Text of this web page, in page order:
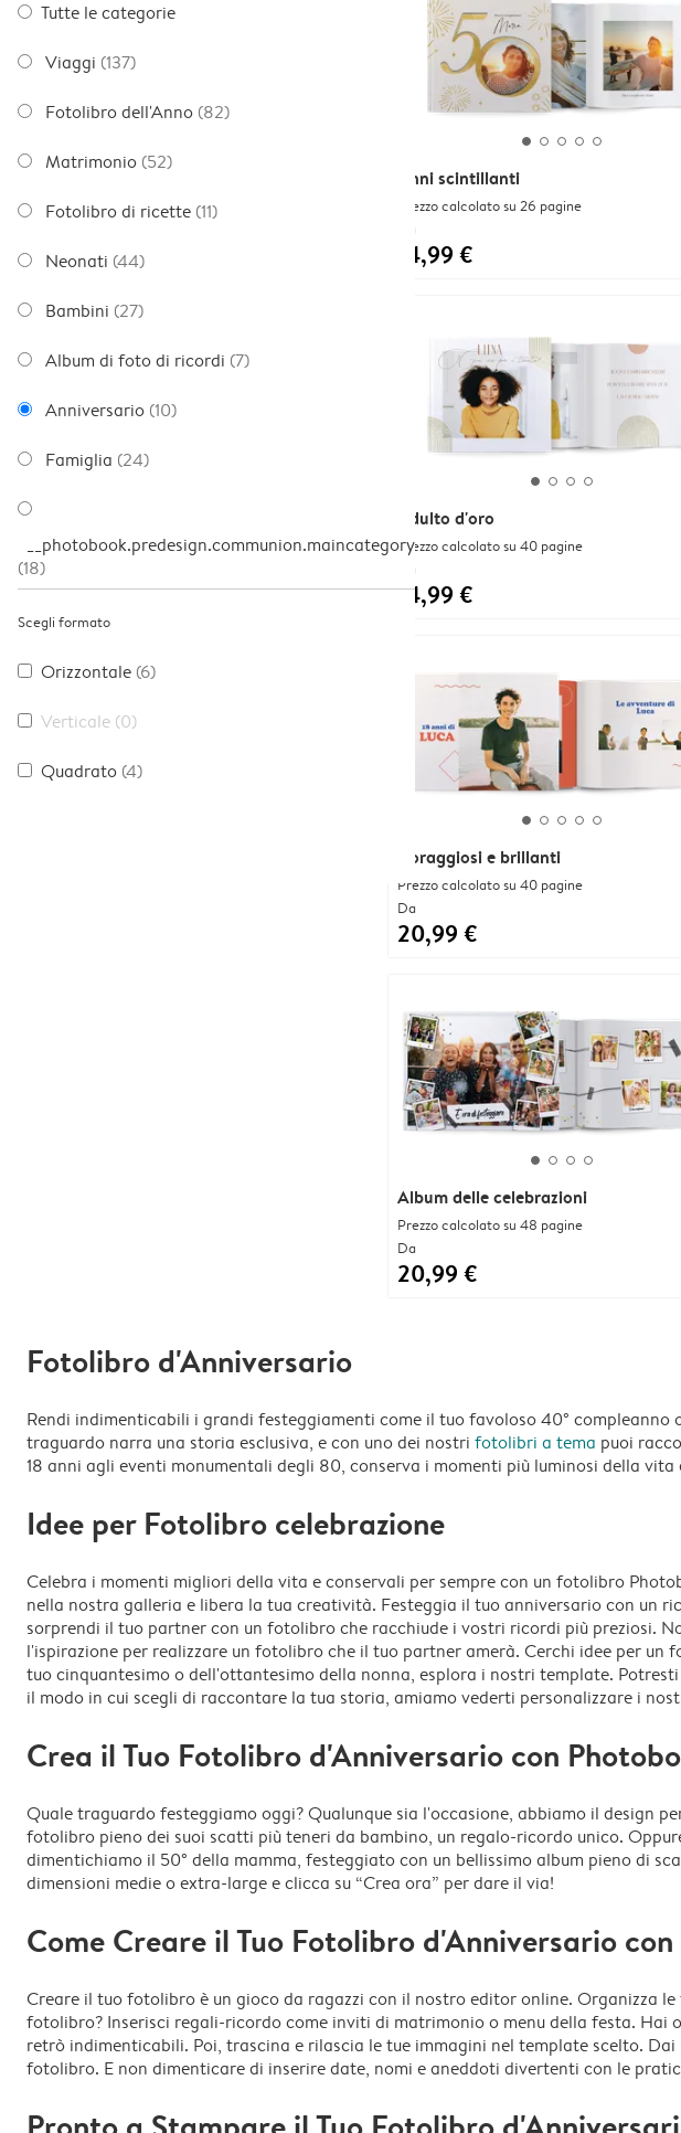
Tutte le categorie
Viaggi (137)
Fotolibro dell'Anno (82)
Matrimonio (52)
Fotolibro di ricette (11)
Neonati (44)
Bambini (27)
Album di foto di ricordi (7)
Anniversario (10)
Famiglia (24)
__photobook.predesign.communion.maincategory
(18)
Scegli formato
Orizzontale (6)
Verticale (0)
Quadrato (4)
Anni scintillanti
Prezzo calcolato su 26 pagine
14,99 €
Adulto d'oro
Prezzo calcolato su 40 pagine
14,99 €
Coraggiosi e brillanti
Prezzo calcolato su 40 pagine
Da
20,99 €
Album delle celebrazioni
Prezzo calcolato su 48 pagine
Da
20,99 €
Fotolibro d'Anniversario
Rendi indimenticabili i grandi festeggiamenti come il tuo favoloso 40°
traguardo narra una storia esclusiva, e con uno dei nostri fotolibri a tema puoi
18 anni agli eventi monumentali degli 80, conserva i momenti più luminosi della
Idee per Fotolibro celebrazione
Celebra i momenti migliori della vita e conservali per sempre con un fotolibro
nella nostra galleria e libera la tua creatività. Festeggia il tuo anniversario con un
sorprendi il tuo partner con un fotolibro che racchiude i vostri ricordi più preziosi.
l'ispirazione per realizzare un fotolibro che il tuo partner amerà. Cerchi idee per
tuo cinquantesimo o dell'ottantesimo della nonna, esplora i nostri template.
il modo in cui scegli di raccontare la tua storia, amiamo vederti personalizzare i
Crea il Tuo Fotolibro d'Anniversario con
Quale traguardo festeggiamo oggi? Qualunque sia l'occasione, abbiamo il design
fotolibro pieno dei suoi scatti più teneri da bambino, un regalo-ricordo unico.
dimentichiamo il 50° della mamma, festeggiato con un bellissimo album pieno di
dimensioni medie o extra-large e clicca su “Crea ora” per dare il via!
Come Creare il Tuo Fotolibro d'Anniversario
Creare il tuo fotolibro è un gioco da ragazzi con il nostro editor online. Organizza
fotolibro? Inserisci regali-ricordo come inviti di matrimonio o menu della festa.
retrò indimenticabili. Poi, trascina e rilascia le tue immagini nel template scelto.
fotolibro. E non dimenticare di inserire date, nomi e aneddoti divertenti con le